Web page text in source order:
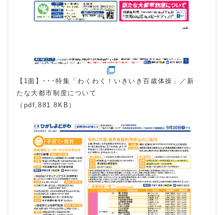
【1面】･･･特集「わくわく！いきいき百歳体操」／新
たな大都市制度について
（pdf,881.8KB）